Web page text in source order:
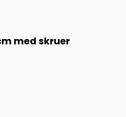
med skruer